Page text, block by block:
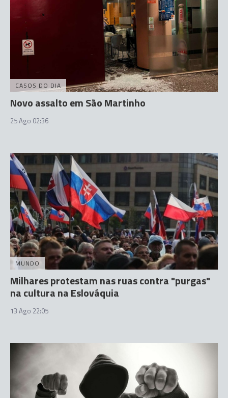
CASOS DO DIA
Novo assalto em São Martinho
25 Ago 02:36
MUNDO
Milhares protestam nas ruas contra "purgas"
na cultura na Eslováquia
13 Ago 22:05